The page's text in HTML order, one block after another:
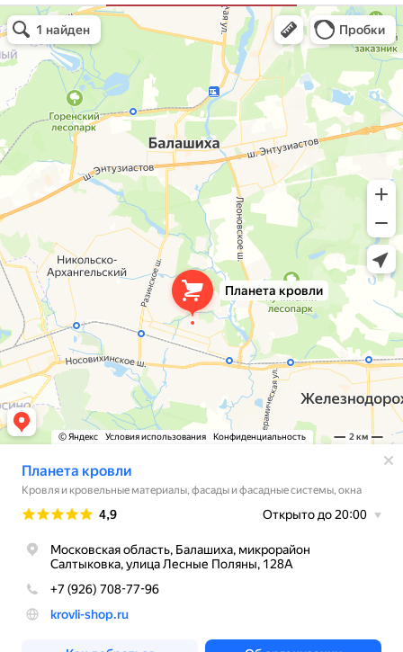
Планета кровли
Кровля и кровельные материалы в Балашихе
Окна в Балашихе